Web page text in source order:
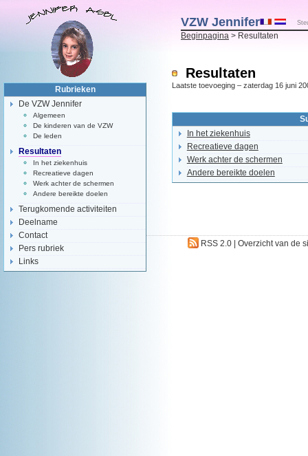
VZW Jennifer
Beginpagina > Resultaten
Resultaten
Laatste toevoeging – zaterdag 16 juni
In het ziekenhuis
Recreatieve dagen
Werk achter de schermen
Andere bereikte doelen
Rubrieken
De VZW Jennifer
Algemeen
De kinderen van de VZW
De leden
Resultaten
In het ziekenhuis
Recreatieve dagen
Werk achter de schermen
Andere bereikte doelen
Terugkomende activiteiten
Deelname
Contact
Pers rubriek
Links
RSS 2.0 |Overzicht van de